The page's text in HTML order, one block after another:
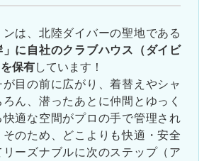
ンは、北陸ダイバーの聖地である
」に自社のクラブハウス（ダイビ
保有しています！
目の前に広がり、着替えやシャ
ろん、潜ったあとに仲間とゆっく
快適な空間がプロの手で管理され
そのため、どこよりも快適・安全
リーズナブルに次のステップ（ア